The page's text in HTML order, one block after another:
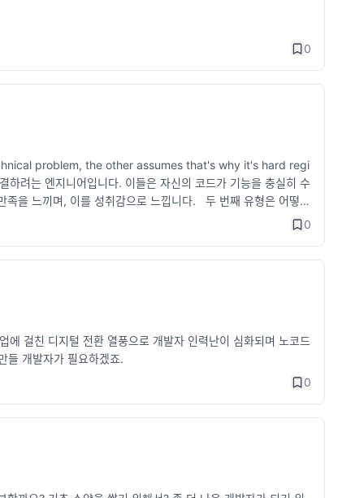
0
problem, the other assumes that's why it's hard regi
려는 엔지니어입니다. 이들은 자신의 코드가 기능을 충실히 수
족을 느끼며, 이를 성취감으로 느낍니다. 두 번째 유형은 어떻게
작성한 코드가 어떤 영향을 미치는지에 대해 깊이 있는 이해를
를 발견하고 수정하는 데 능숙합니다. 그러나 가장 좋은 소프
서 잘 작동하면서도 성능이 뛰어나며, 이해하기 쉽고 확장하기
0
걸친 디지털 전환 열풍으로 개발자 인력난이 심화되며 노코드
개발자가 필요하겠죠.
0